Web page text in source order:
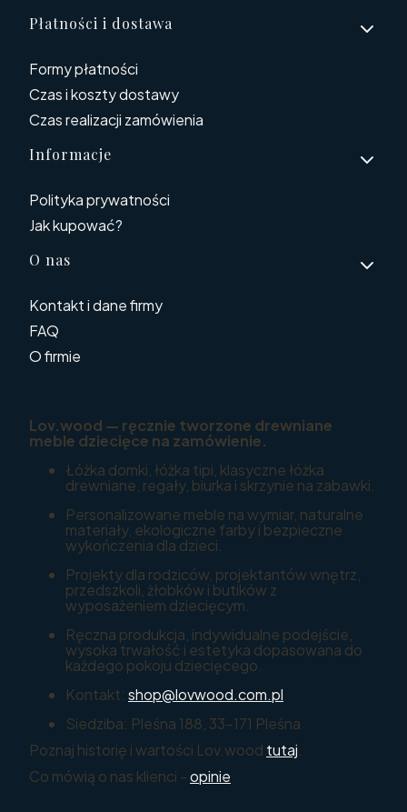
Płatności i dostawa
Formy płatności
Czas i koszty dostawy
Czas realizacji zamówienia
Informacje
Polityka prywatności
Jak kupować?
O nas
Kontakt i dane firmy
FAQ
O firmie
Lov.wood — ręcznie tworzone drewniane
meble dziecięce na zamówienie.
Łóżka domki, łóżka tipi, klasyczne łóżka
drewniane, regały, biurka i skrzynie na zabawki.
Personalizowane meble na wymiar, naturalne
materiały, ekologiczne farby i bezpieczne
wykończenia dla dzieci.
Projekty dla rodziców, projektantów wnętrz,
przedszkoli, żłobków i butików z
wyposażeniem dziecięcym.
Ręczna produkcja, indywidualne podejście,
wysoka trwałość i estetyka dopasowana do
każdego pokoju dziecięcego.
Kontakt: shop@lovwood.com.pl
Siedziba: Pleśna 188, 33-171 Pleśna
Poznaj historię i wartości Lov.wood tutaj
Co mówią o nas klienci -opinie